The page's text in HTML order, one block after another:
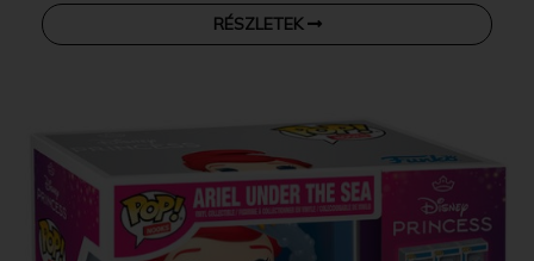
RÉSZLETEK